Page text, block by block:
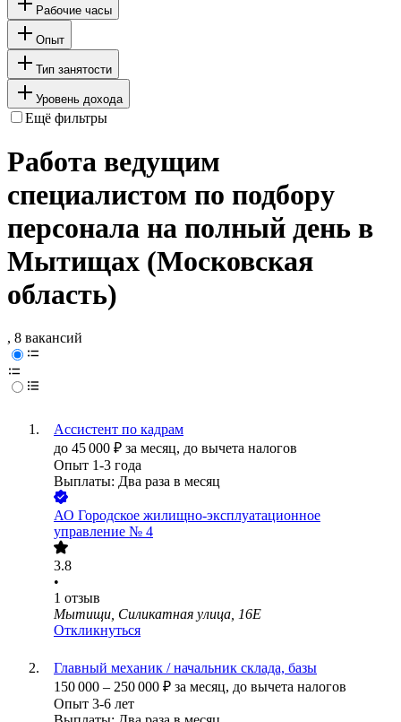
Рабочие часы
Опыт
Тип занятости
Уровень дохода
Ещё фильтры
Работа ведущим
специалистом по подбору
персонала на полный день в
Мытищах (Московская
область)
, 8 вакансий
Ассистент по кадрам
до 45 000 ₽ за месяц, до вычета налогов
Опыт 1-3 года
Выплаты: Два раза в месяц
АО Городское жилищно-эксплуатационное
управление № 4
3.8
•
1 отзыв
Мытищи, Силикатная улица, 16Е
Откликнуться
Главный механик / начальник склада, базы
150 000 – 250 000 ₽ за месяц, до вычета налогов
Опыт 3-6 лет